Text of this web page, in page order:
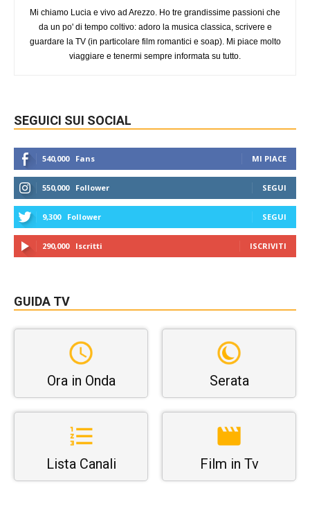
Mi chiamo Lucia e vivo ad Arezzo. Ho tre grandissime passioni che
da un po' di tempo coltivo: adoro la musica classica, scrivere e
guardare la TV (in particolare film romantici e soap). Mi piace molto
viaggiare e tenermi sempre informata su tutto.
SEGUICI SUI SOCIAL
540,000 Fans MI PIACE
550,000 Follower SEGUI
9,300 Follower SEGUI
290,000 Iscritti ISCRIVITI
GUIDA TV
Ora in Onda Serata
Lista Canali Film in Tv